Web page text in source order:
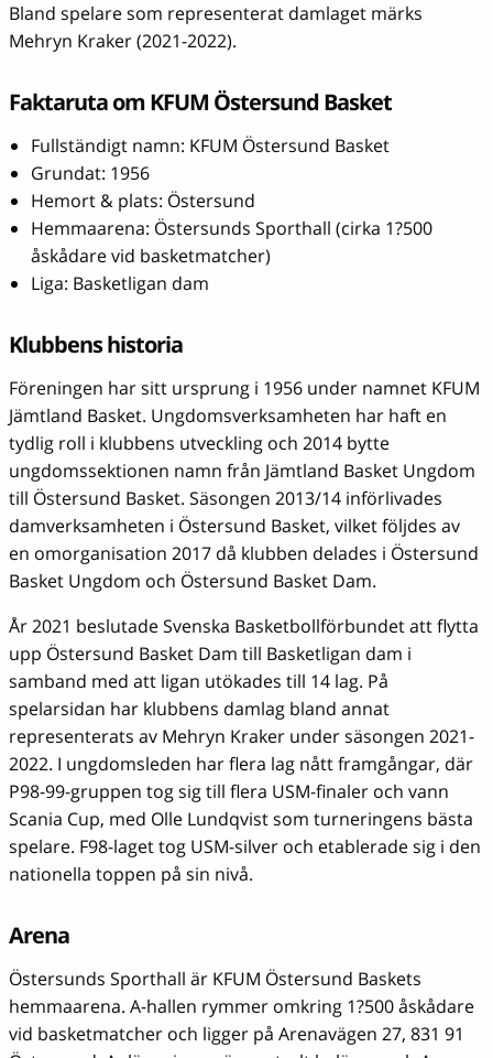
Bland spelare som representerat damlaget märks
Mehryn Kraker (2021-2022).
Faktaruta om KFUM Östersund Basket
Fullständigt namn: KFUM Östersund Basket
Grundat: 1956
Hemort & plats: Östersund
Hemmaarena: Östersunds Sporthall (cirka 1?500
åskådare vid basketmatcher)
Liga: Basketligan dam
Klubbens historia
Föreningen har sitt ursprung i 1956 under namnet KFUM
Jämtland Basket. Ungdomsverksamheten har haft en
tydlig roll i klubbens utveckling och 2014 bytte
ungdomssektionen namn från Jämtland Basket Ungdom
till Östersund Basket. Säsongen 2013/14 införlivades
damverksamheten i Östersund Basket, vilket följdes av
en omorganisation 2017 då klubben delades i Östersund
Basket Ungdom och Östersund Basket Dam.
År 2021 beslutade Svenska Basketbollförbundet att flytta
upp Östersund Basket Dam till Basketligan dam i
samband med att ligan utökades till 14 lag. På
spelarsidan har klubbens damlag bland annat
representerats av Mehryn Kraker under säsongen 2021-
2022. I ungdomsleden har flera lag nått framgångar, där
P98-99-gruppen tog sig till flera USM-finaler och vann
Scania Cup, med Olle Lundqvist som turneringens bästa
spelare. F98-laget tog USM-silver och etablerade sig i den
nationella toppen på sin nivå.
Arena
Östersunds Sporthall är KFUM Östersund Baskets
hemmaarena. A-hallen rymmer omkring 1?500 åskådare
vid basketmatcher och ligger på Arenavägen 27, 831 91